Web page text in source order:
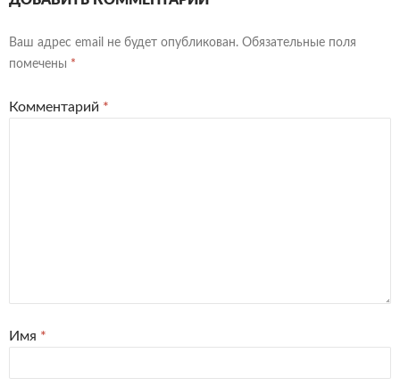
Ваш адрес email не будет опубликован. Обязательные поля
помечены *
Комментарий *
Имя *